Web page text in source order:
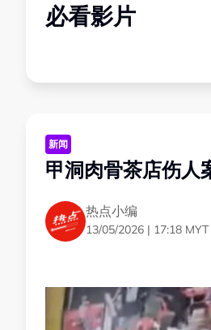
必看影片
新闻
甲洞肉骨茶店伤人
热点小编
13/05/2026 | 17:18 MYT